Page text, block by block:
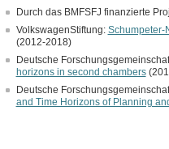
Durch das BMFSFJ finanzierte
VolkswagenStiftung: Schumpeter-
(2012-2018)
Deutsche
horizons in second chambers
Deutsche
and Time Horizons of Planning